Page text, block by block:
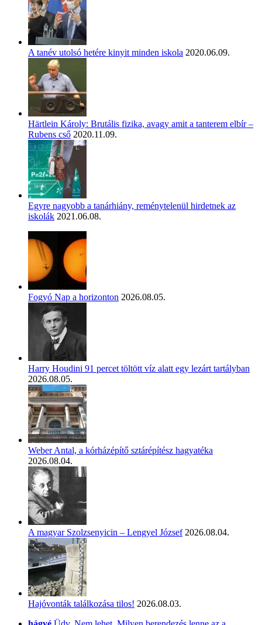
A tanév utolsó hetére kinyit minden iskola 2020.06.09.
Härtlein Károly: Brutális fizika, avagy amit a tanterem elbír –
Rubens cső 2020.11.09.
Egyre nagyobb a tanárhiány, reménytelenül hirdetnek az
iskolák 2021.06.08.
Fogyó Nap a horizonton 2026.08.05.
Harry Houdini 91 percet töltött víz alatt egy lezárt tartályban
2026.08.05.
Weber Antal, a kórházépítő sztárépítész hagyatéka
2026.08.04.
A magyar Szolzsenyicin – Lengyel József 2026.08.04.
Hajóvonták találkozása tilos! 2026.08.03.